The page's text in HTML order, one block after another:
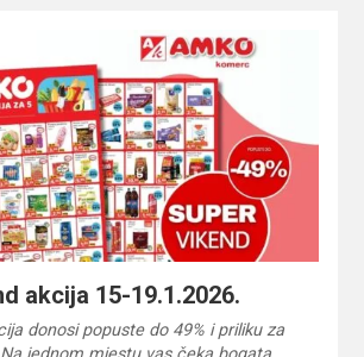
akcija 15-19.1.2026.
donosi popuste do 49% i priliku za